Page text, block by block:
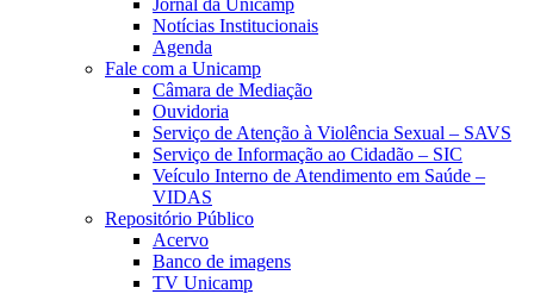
Jornal da Unicamp
Notícias Institucionais
Agenda
Fale com a Unicamp
Câmara de Mediação
Ouvidoria
Serviço de Atenção à Violência Sexual – SAVS
Serviço de Informação ao Cidadão – SIC
Veículo Interno de Atendimento em Saúde –
VIDAS
Repositório Público
Acervo
Banco de imagens
TV Unicamp